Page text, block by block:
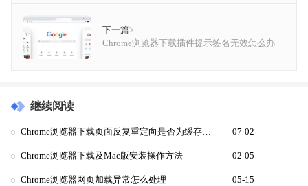
下一篇>
Chrome浏览器下载插件提示签名无效怎么办
继续阅读
Chrome浏览器下载页面反复重定向是否为缓存问题 07-02
Chrome浏览器下载及Mac版安装操作方法 02-05
Chrome浏览器网页加载异常怎么处理 05-15